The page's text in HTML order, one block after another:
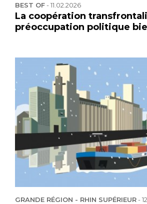
BEST OF-11.02.2026
La coopération
préoccupation politique
GRANDE RÉGION - RHIN SUPÉRIEUR-